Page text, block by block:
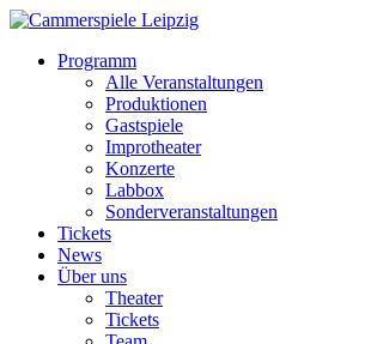
Programm
Alle Veranstaltungen
Produktionen
Gastspiele
Improtheater
Konzerte
Labbox
Sonderveranstaltungen
Tickets
News
Über uns
Theater
Tickets